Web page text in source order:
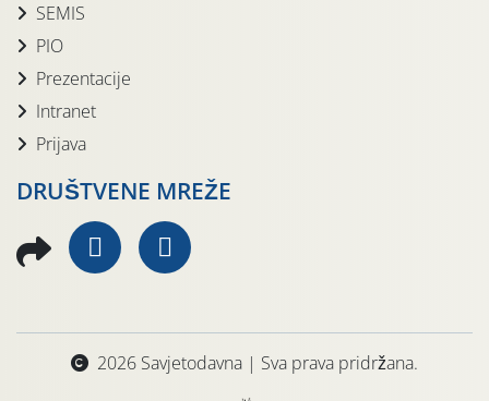
SEMIS
PIO
Prezentacije
Intranet
Prijava
DRUŠTVENE MREŽE
2026 Savjetodavna | Sva prava pridržana.